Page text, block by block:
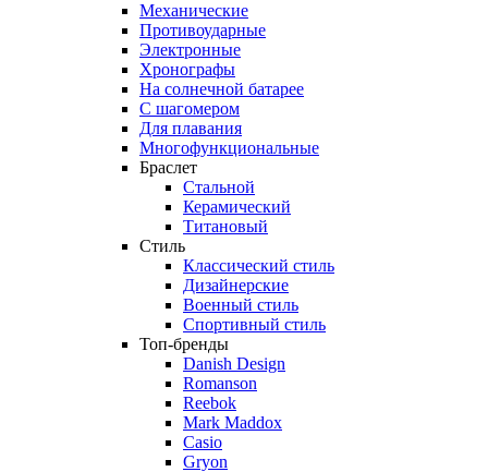
Механические
Противоударные
Электронные
Хронографы
На солнечной батарее
С шагомером
Для плавания
Многофункциональные
Браслет
Стальной
Керамический
Титановый
Стиль
Классический стиль
Дизайнерские
Военный стиль
Спортивный стиль
Топ-бренды
Danish Design
Romanson
Reebok
Mark Maddox
Casio
Gryon